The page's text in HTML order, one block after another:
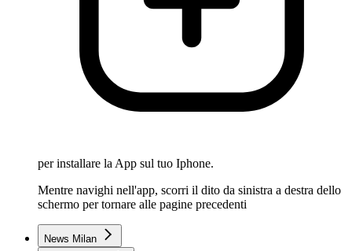
per installare la App sul tuo Iphone.
Mentre navighi nell'app, scorri il dito da sinistra a destra dello
schermo per tornare alle pagine precedenti
News Milan